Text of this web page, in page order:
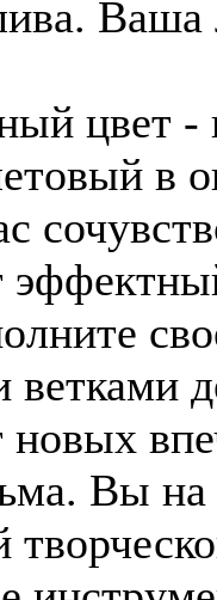
цвет -
в
ветками
новых
Вы на